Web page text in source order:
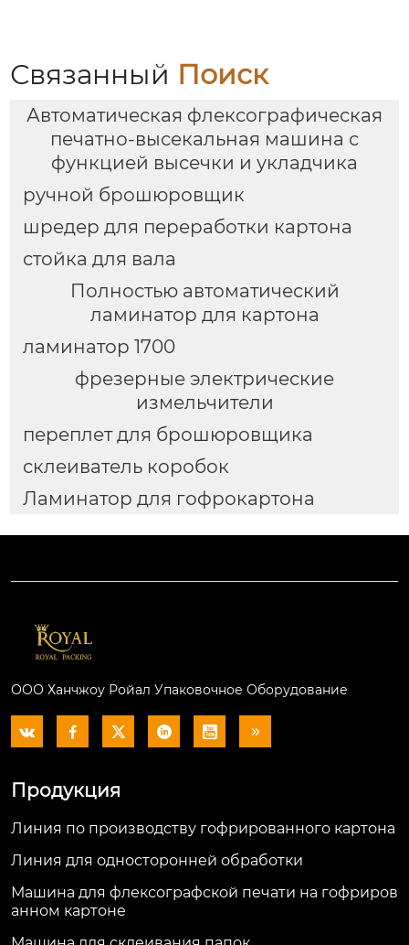
Связанный Поиск
Автоматическая флексографическая
печатно-высекальная машина с
функцией высечки и укладчика
ручной брошюровщик
шредер для переработки картона
стойка для вала
Полностью автоматический
ламинатор для картона
ламинатор 1700
фрезерные электрические
измельчители
переплет для брошюровщика
склеиватель коробок
Ламинатор для гофрокартона
ООО Ханчжоу Ройал Упаковочное Оборудование
     
Продукция
Линия по производству гофрированного картона
Линия для односторонней обработки
Машина для флексографской печати на гофриров
анном картоне